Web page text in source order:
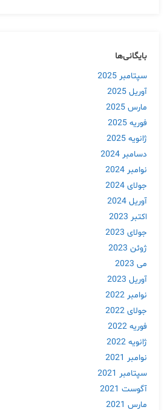
بایگانی‌ها
سپتامبر 2025
آوریل 2025
مارس 2025
فوریه 2025
ژانویه 2025
دسامبر 2024
نوامبر 2024
جولای 2024
آوریل 2024
اکتبر 2023
جولای 2023
ژوئن 2023
می 2023
آوریل 2023
نوامبر 2022
جولای 2022
فوریه 2022
ژانویه 2022
نوامبر 2021
سپتامبر 2021
آگوست 2021
مارس 2021